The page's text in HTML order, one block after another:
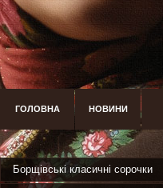
ГОЛОВНА НОВИНИ
Борщівські класичні сорочки